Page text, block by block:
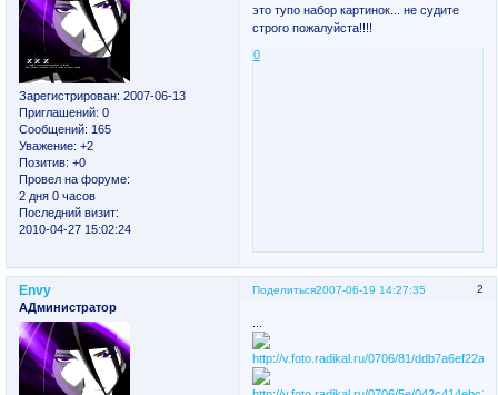
Зарегистрирован: 2007-06-13
Приглашений: 0
Сообщений: 165
Уважение: +2
Позитив: +0
Провел на форуме:
2 дня 0 часов
Последний визит:
2010-04-27 15:02:24
это тупо набор картинок... не судите
строго пожалуйста!!!!
0
Поделиться 2
2007-06-19 14:27:35
Envy
АДминистратор